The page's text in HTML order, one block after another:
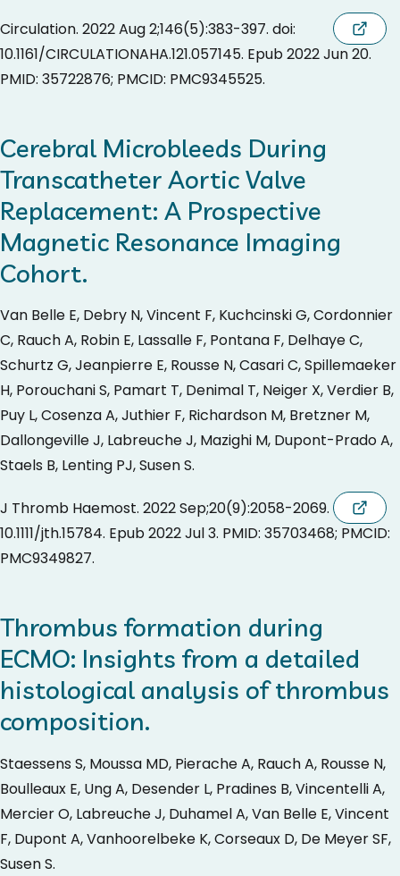
Circulation. 2022 Aug 2;146(5):383-397. doi:
10.1161/CIRCULATIONAHA.121.057145. Epub 2022 Jun 20.
PMID: 35722876; PMCID: PMC9345525.
Cerebral Microbleeds During
Transcatheter Aortic Valve
Replacement: A Prospective
Magnetic Resonance Imaging
Cohort.
Van Belle E, Debry N, Vincent F, Kuchcinski G, Cordonnier
C, Rauch A, Robin E, Lassalle F, Pontana F, Delhaye C,
Schurtz G, Jeanpierre E, Rousse N, Casari C, Spillemaeker
H, Porouchani S, Pamart T, Denimal T, Neiger X, Verdier B,
Puy L, Cosenza A, Juthier F, Richardson M, Bretzner M,
Dallongeville J, Labreuche J, Mazighi M, Dupont-Prado A,
Staels B, Lenting PJ, Susen S.
J Thromb Haemost. 2022 Sep;20(9):2058-2069. doi:
10.1111/jth.15784. Epub 2022 Jul 3. PMID: 35703468; PMCID:
PMC9349827.
Thrombus formation during
ECMO: Insights from a detailed
histological analysis of thrombus
composition.
Staessens S, Moussa MD, Pierache A, Rauch A, Rousse N,
Boulleaux E, Ung A, Desender L, Pradines B, Vincentelli A,
Mercier O, Labreuche J, Duhamel A, Van Belle E, Vincent
F, Dupont A, Vanhoorelbeke K, Corseaux D, De Meyer SF,
Susen S.